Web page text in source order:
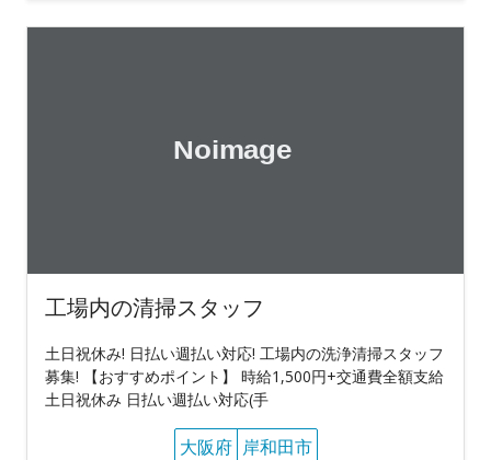
工場内の清掃スタッフ
土日祝休み! 日払い週払い対応! 工場内の洗浄清掃スタッフ
募集! 【おすすめポイント】 時給1,500円+交通費全額支給
土日祝休み 日払い週払い対応(手
大阪府 岸和田市